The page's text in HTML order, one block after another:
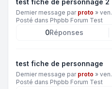
test fiche de personnage 2
Dernier message par proto »
Posté dans Phpbb Forum Test
0Réponses
test fiche de personnage
Dernier message par proto »
Posté dans Phpbb Forum Test